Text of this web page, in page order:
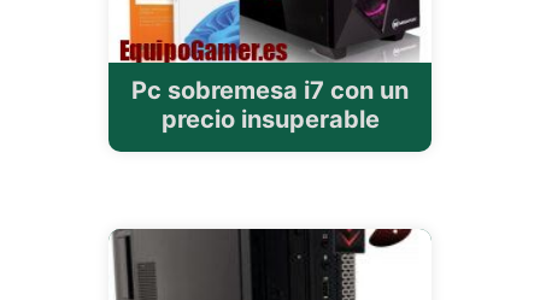
Pc sobremesa i7 con un
precio insuperable